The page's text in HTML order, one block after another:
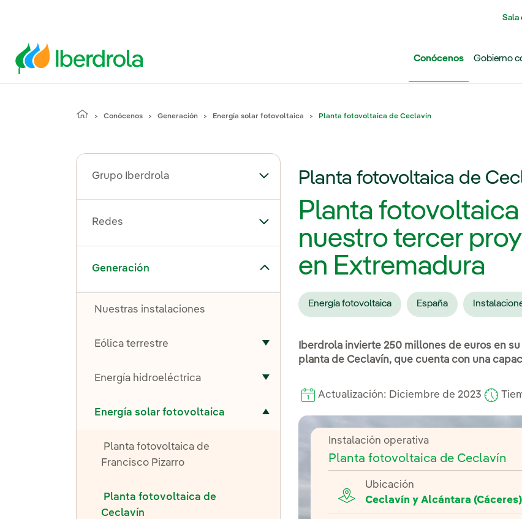
Sala
Conócenos Gobierno
Conócenos Generación Energía solar fotovoltaica Planta fotovoltaica de Ceclavín
Grupo Iberdrola Alternar el submenú para Grupo Iberdrola
Redes Alternar el submenú para Redes
Generación
Alternar el submenú para Generación
Nuestras instalaciones
Eólica terrestre
Alternar el submenú para Eólica terrestre
Energía hidroeléctrica
Alternar el submenú para Energía hidroeléctrica
Energía solar fotovoltaica
Planta fotovoltaica de
Francisco Pizarro
Planta fotovoltaica de
Ceclavín
Planta fotovoltaica de
Planta
nuestro tercer
en Extremadura
Energía fotovoltaica España
Iberdrola invierte 250 millones de euros en
planta de Ceclavín, que cuenta con una
Actualización: Diciembre de 2023
Instalación operativa
Planta fotovoltaica de Ceclavín
Ubicación
Ceclavín y Alcántara (Cáceres)